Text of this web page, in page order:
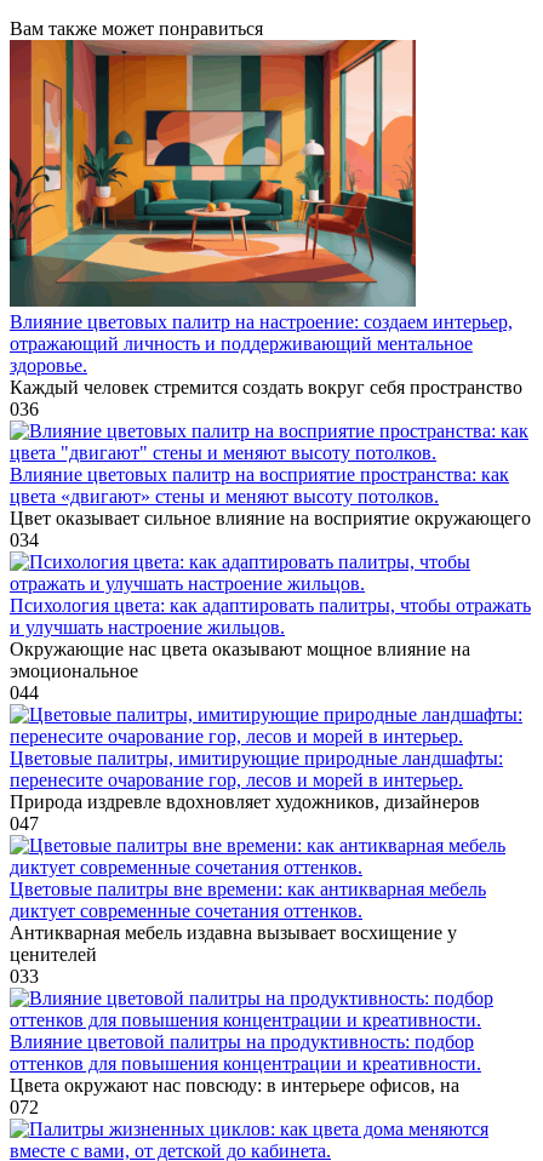
Вам также может понравиться
Влияние цветовых палитр на настроение: создаем интерьер,
отражающий личность и поддерживающий ментальное
здоровье.
Каждый человек стремится создать вокруг себя пространство
036
Влияние цветовых палитр на восприятие пространства: как
цвета «двигают» стены и меняют высоту потолков.
Цвет оказывает сильное влияние на восприятие окружающего
034
Психология цвета: как адаптировать палитры, чтобы отражать
и улучшать настроение жильцов.
Окружающие нас цвета оказывают мощное влияние на
эмоциональное
044
Цветовые палитры, имитирующие природные ландшафты:
перенесите очарование гор, лесов и морей в интерьер.
Природа издревле вдохновляет художников, дизайнеров
047
Цветовые палитры вне времени: как антикварная мебель
диктует современные сочетания оттенков.
Антикварная мебель издавна вызывает восхищение у
ценителей
033
Влияние цветовой палитры на продуктивность: подбор
оттенков для повышения концентрации и креативности.
Цвета окружают нас повсюду: в интерьере офисов, на
072